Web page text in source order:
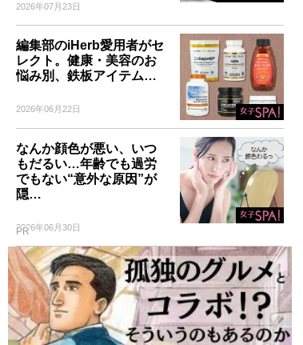
2026年07月23日
編集部のiHerb愛用者がセ
レクト。健康・美容のお
悩み別、鉄板アイテム…
2026年06月22日
なんか顔色が悪い、いつ
もだるい…年齢でも過労
でもない“意外な原因”が
隠…
2026年06月30日
PR